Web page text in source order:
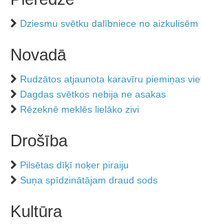
Dziesmu svētku dalībniece no aizkulisēm
Novadā
Rudzātos atjaunota karavīru piemiņas
Dagdas svētkos nebija ne asakas
Rēzeknē meklēs lielāko zivi
Drošība
Pilsētas dīķī noķer piraiju
Suņa spīdzinātājam draud sods
Kultūra